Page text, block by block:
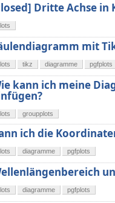
Dritte Achse in
mit
tikz diagramme pgfplots
kann ich meine
groupplots
ich die
diagramme pgfplots
diagramme pgfplots